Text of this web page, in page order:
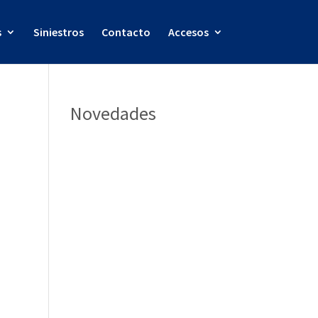
Siniestros Contacto Accesos
Novedades